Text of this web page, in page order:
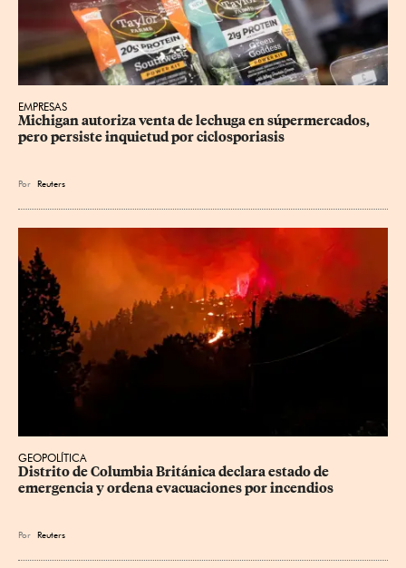
EMPRESAS
Michigan autoriza venta de lechuga en súpermercados,
pero persiste inquietud por ciclosporiasis
Por Reuters
GEOPOLÍTICA
Distrito de Columbia Británica declara estado de
emergencia y ordena evacuaciones por incendios
Por Reuters